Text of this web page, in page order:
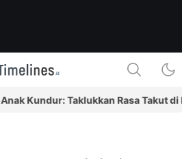
& BudayaTaklukkan Rasa Takut di